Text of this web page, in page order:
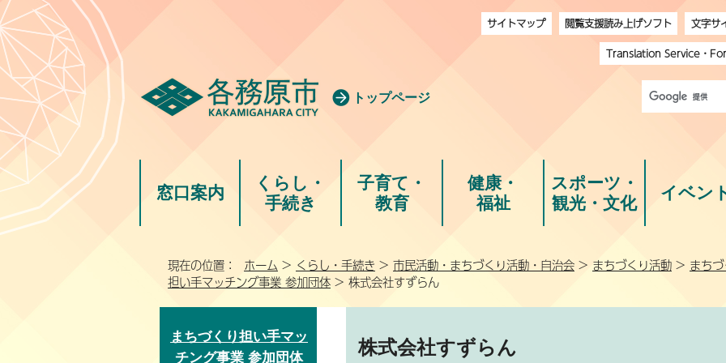
トップページ
サイトマップ 閲覧支援読み上げソフト
文字サ
Translation Service・
窓口案内
くらし・
手続き
子育て・
教育
健康・
福祉
スポーツ・
観光・文化
イベン
現在の位置： ホーム > くらし・手続き > 市民活動・まちづくり活動・自治会 > まちづくり活動 > まち
担い手マッチング事業 参加団体 > 株式会社すずらん
株式会社すずらん
まちづくり担い手マッ
チング事業 参加団体